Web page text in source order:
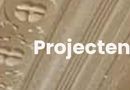
Projecten